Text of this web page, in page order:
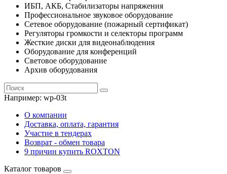
ИБП, АКБ, Стабилизаторы напряжения
Профессиональное звуковое оборудование
Сетевое оборудование (пожарный сертификат)
Регуляторы громкости и селекторы программ
Жесткие диски для видеонаблюдения
Оборудование для конференций
Световое оборудование
Архив оборудования
Например: wp-03t
О компании
Доставка, оплата, гарантия
Участие в тендерах
Возврат - обмен товара
9 причин купить ROXTON
Каталог товаров